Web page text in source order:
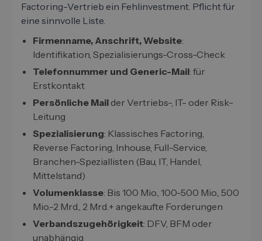
Factoring-Vertrieb ein Fehlinvestment. Pflicht für
eine sinnvolle Liste.
Firmenname, Anschrift, Website:
Identifikation, Spezialisierungs-Cross-Check
Telefonnummer und Generic-Mail: für
Erstkontakt
Persönliche Mail der Vertriebs-, IT- oder Risk-
Leitung
Spezialisierung: Klassisches Factoring,
Reverse Factoring, Inhouse, Full-Service,
Branchen-Speziallisten (Bau, IT, Handel,
Mittelstand)
Volumenklasse: Bis 100 Mio., 100-500 Mio., 500
Mio.-2 Mrd., 2 Mrd.+ angekaufte Forderungen
Verbandszugehörigkeit: DFV, BFM oder
unabhängig